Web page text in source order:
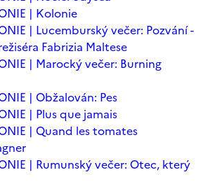
| Kolonie
| Lucemburský večer: Pozvání -
Fabrizia Maltese
| Marocký večer: Burning
| Obžalován: Pes
| Plus que jamais
| Quand les tomates
| Rumunský večer: Otec, který